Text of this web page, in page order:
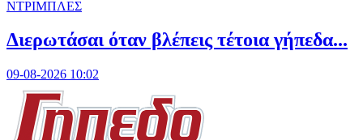
ΝΤΡΙΜΠΛΕΣ
Διερωτάσαι όταν βλέπεις τέτοια γήπεδα...
09-08-2026 10:02